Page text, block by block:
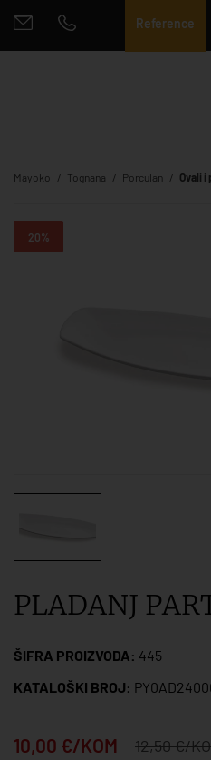
Reference
Mayoko Tognana Porculan Ovali i
20%
PLADANJ
ŠIFRA PROIZVODA: 445
KATALOŠKI BROJ:
10,00 €/KOM 12,50 €/